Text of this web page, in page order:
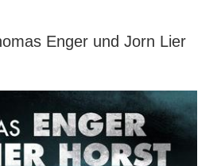
Enger und Jorn Lier